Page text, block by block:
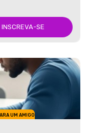
INSCREVA-SE
UM AMIGO